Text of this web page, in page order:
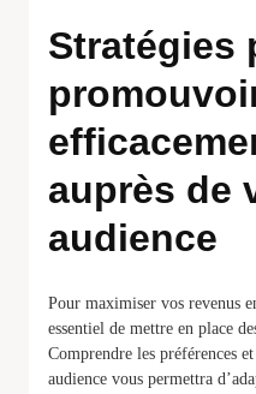
Stratégies
auprès de
audience
Pour maximiser vos revenus
essentiel de mettre en place
Comprendre les préférences
audience vous permettra